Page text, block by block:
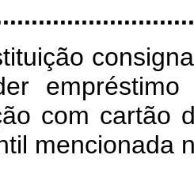
com cartão
mencionada